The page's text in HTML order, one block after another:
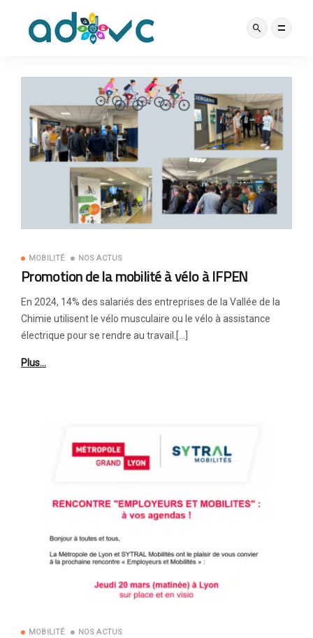
DERNIÈRES ACTUALITÉS
MOBILITÉ NOS ACTUS
Promotion de la mobilité à vélo à IFPEN
En 2024, 14% des salariés des entreprises de la Vallée de la
Chimie utilisent le vélo musculaire ou le vélo à assistance
électrique pour se rendre au travail.[…]
Plus…
MOBILITÉ NOS ACTUS